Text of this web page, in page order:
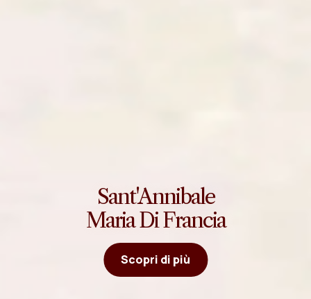
Sant'Annibale
Maria Di Francia
Scopri di più